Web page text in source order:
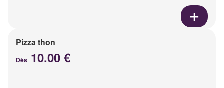
Pizza thon
Dès 10.00 €